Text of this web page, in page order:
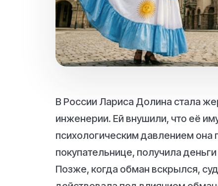
В России Лариса Долина стала
инженерии. Ей внушили, что её
психологическим давлением
покупательнице, получила
Позже, когда обман вскрылся,